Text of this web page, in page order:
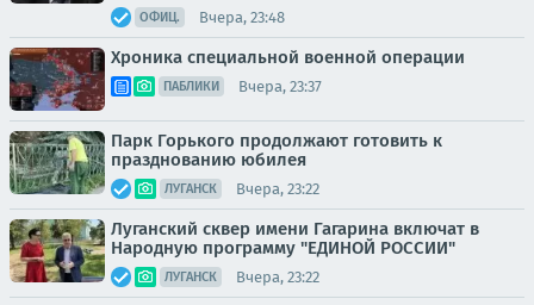
ОФИЦ. Вчера, 23:48
Хроника специальной военной операции
ПАБЛИКИ Вчера, 23:37
Парк Горького продолжают готовить к
празднованию юбилея
ЛУГАНСК Вчера, 23:22
Луганский сквер имени Гагарина включат в
Народную программу "ЕДИНОЙ РОССИИ"
ЛУГАНСК Вчера, 23:22